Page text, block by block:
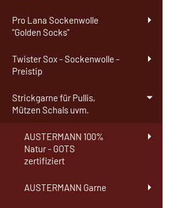
Pro Lana Sockenwolle
"Golden Socks"
Twister Sox - Sockenwolle -
Preistip
Strickgarne für Pullis,
Mützen Schals uvm.
AUSTERMANN 100%
Natur - GOTS
zertifiziert
AUSTERMANN Garne